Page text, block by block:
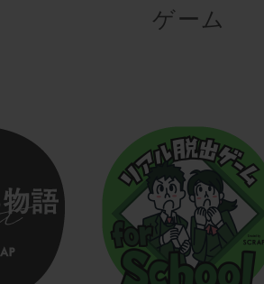
ゲーム